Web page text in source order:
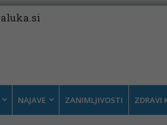
NAJAVE ZANIMLJIVOSTI ZDRAVI